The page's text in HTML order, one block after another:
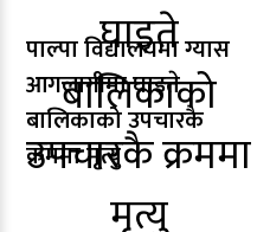
पाल्पा विद्यालयमा ग्यास
आगलागीमा घाइते
बालिकाको उपचारकै
क्रममा मृत्यु